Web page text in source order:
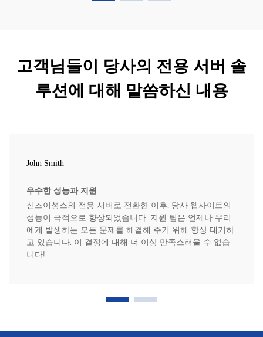
고객님들이 당사의 전용 서버 솔
루션에 대해 말씀하신 내용
John Smith
우수한 성능과 지원
신즈이성스의 전용 서버로 전환한 이후, 당사 웹사이트의
성능이 극적으로 향상되었습니다. 지원 팀은 언제나 우리
에게 발생하는 모든 문제를 해결해 주기 위해 항상 대기하
고 있습니다. 이 결정에 대해 더 이상 만족스러울 수 없습
니다!